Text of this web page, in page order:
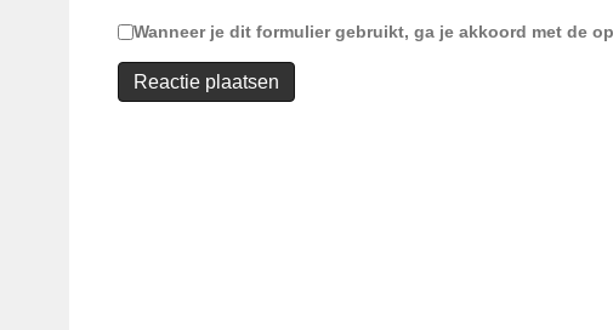
Wanneer je dit formulier gebruikt, ga je akkoord met de